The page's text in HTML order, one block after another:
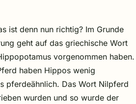
ist denn nun richtig? Im Grunde
geht auf das griechische Wort
vorgenommen haben.
haben Hippos wenig
pferdeähnlich. Das Wort Nilpferd
wurden und so wurde der